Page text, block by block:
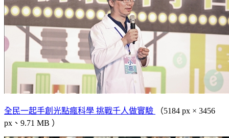
全民一起手創光點瘋科學 挑戰千人做實驗
（5184 px × 3456
px、9.71 MB ）